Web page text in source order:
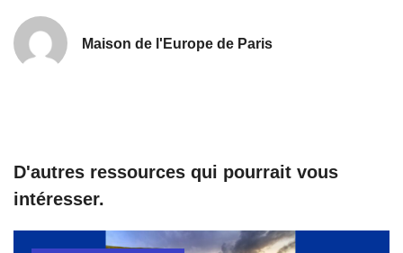
Maison de l'Europe de Paris
D'autres ressources qui pourrait vous
intéresser.